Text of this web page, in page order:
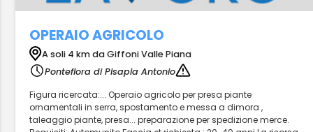
OPERAIO AGRICOLO
A soli 4 km da Giffoni Valle Piana
Ponteflora di Pisapia Antonio
Figura ricercata:... Operaio agricolo per presa piante
ornamentali in serra, spostamento e messa a dimora ,
taleaggio piante, presa... preparazione per spedizione merce.